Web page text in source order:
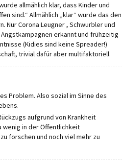
allmählich klar, dass Kinder und
sind.“ Allmählich „klar“ wurde das den
Nur Corona Leugner , Schwurbler und
erkannt und frühzeitig
(Kidies sind keine Spreader!)
trivial dafür aber multifaktoriell.
Problem. Also sozial im Sinne des
aufgrund von Krankheit
wenig in der Öffentlichkeit
forschen und noch viel mehr zu